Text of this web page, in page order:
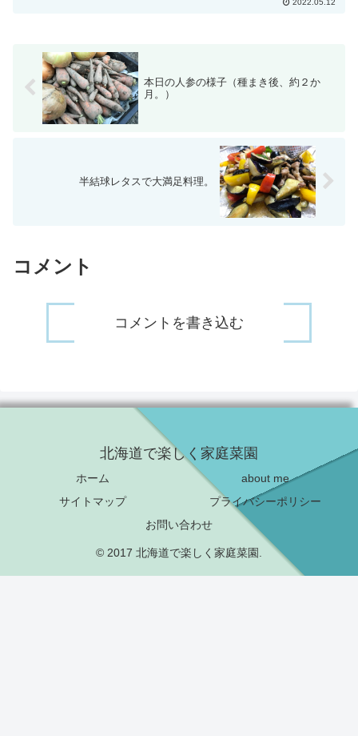
ジフィーセブン42ｍｍにキュウリを種ま
2022.05.12
本日の人参の様子（種まき後、約２か
月。）
半結球レタスで大満足料理。
コメント
コメントを書き込む
北海道で楽しく家庭菜園
ホーム
about me
サイトマップ
プライバシーポリシー
お問い合わせ
© 2017 北海道で楽しく家庭菜園.